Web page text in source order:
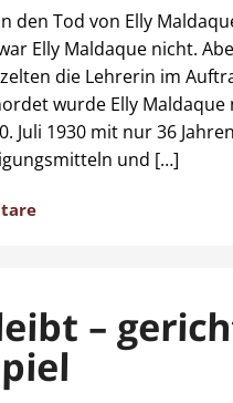
den Tod von Elly
Elly Maldaque nicht.
die Lehrerin im
wurde Elly Maldaque
Juli 1930 mit nur 36
und […]
–